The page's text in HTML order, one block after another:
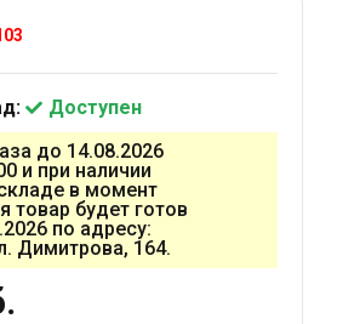
Доступен
до 14.08.2026
и при наличии
в момент
товар будет готов
по адресу:
Димитрова, 164.